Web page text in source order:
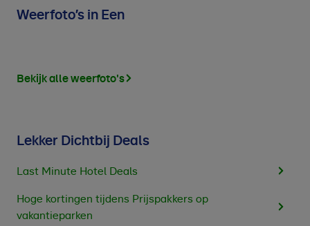
Weerfoto’s in Een
Bekijk alle weerfoto's
Lekker Dichtbij Deals
Last Minute Hotel Deals
Hoge kortingen tijdens Prijspakkers op
vakantieparken